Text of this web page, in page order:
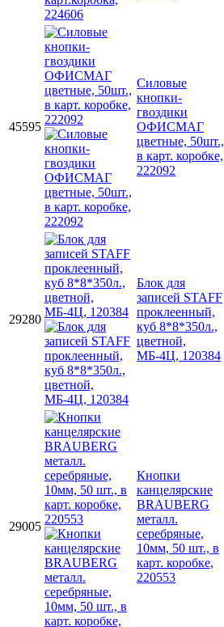
45595
Силовые
кнопки-
гвоздики
ОФИСМАГ
цветные, 50шт.,
в карт. коробке,
222092
29280
Блок для
записей STAFF
проклеенный,
куб 8*8*350л.,
цветной,
МБ-4Ц, 120384
29005
Кнопки
канцелярские
BRAUBERG
металл.
серебряные,
10мм, 50 шт., в
карт. коробке,
220553